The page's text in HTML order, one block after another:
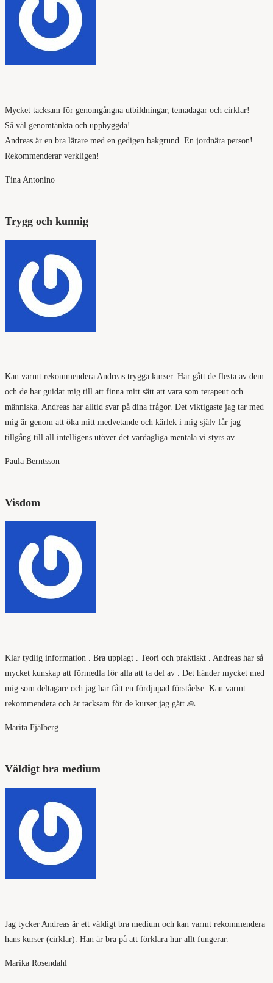
Mycket tacksam för genomgångna utbildningar, temadagar och cirklar!
Så väl genomtänkta och uppbyggda!
Andreas är en bra lärare med en gedigen bakgrund. En jordnära person!
Rekommenderar verkligen!
Tina Antonino
Trygg och kunnig
Kan varmt rekommendera Andreas trygga kurser. Har gått de flesta av dem
och de har guidat mig till att finna mitt sätt att vara som terapeut och
människa. Andreas har alltid svar på dina frågor. Det viktigaste jag tar med
mig är genom att öka mitt medvetande och kärlek i mig själv får jag
tillgång till all intelligens utöver det vardagliga mentala vi styrs av.
Paula Berntsson
Visdom
Klar tydlig information . Bra upplagt . Teori och praktiskt . Andreas har så
mycket kunskap att förmedla för alla att ta del av . Det händer mycket med
mig som deltagare och jag har fått en fördjupad förståelse .Kan varmt
rekommendera och är tacksam för de kurser jag gått 🙏
Marita Fjälberg
Väldigt bra medium
Jag tycker Andreas är ett väldigt bra medium och kan varmt rekommendera
hans kurser (cirklar). Han är bra på att förklara hur allt fungerar.
Marika Rosendahl